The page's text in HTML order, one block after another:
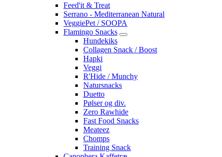
Feed'it & Treat
Serrano - Mediterranean Natural
VeggiePet / SOOPA
Flamingo Snacks
Hundekiks
Collagen Snack / Boost
Hapki
Veggi
R'Hide / Munchy
Natursnacks
Duetto
Pølser og div.
Zero Rawhide
Fast Food Snacks
Meateez
Chomps
Training Snack